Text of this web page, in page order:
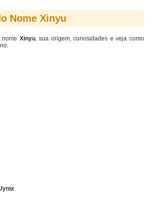
Nome Xinyu
nome Xinyu, sua origem, curiosidades e veja como
.